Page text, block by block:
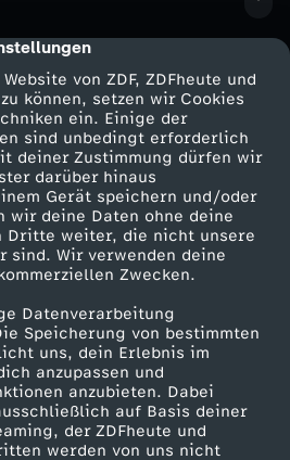
von ZDF, ZDFheute und
können, setzen wir Cookies
ein. Einige der
sind unbedingt erforderlich
deiner Zustimmung dürfen wir
darüber hinaus
Gerät speichern und/oder
wir deine Daten ohne deine
Dritte weiter, die nicht unsere
sind. Wir verwenden deine
Zwecken.
Datenverarbeitung
Speicherung von bestimmten
uns, dein Erlebnis im
anzupassen und
anzubieten. Dabei
auf Basis deiner
der ZDFheute und
werden von uns nicht
Service
ZDFmitreden
Kontakt zum ZDF
Tickets
Zuschauerservice
Hilfe